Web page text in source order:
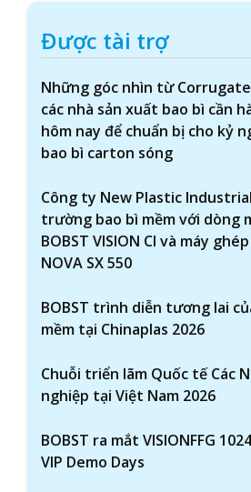
Được tài trợ
Những góc nhìn từ
các nhà sản xuất bao bì cần
hôm nay để chuẩn bị cho kỷ
bao bì carton sóng
Công ty New Plastic
trường bao bì mềm với dòng
BOBST VISION CI và máy
NOVA SX 550
BOBST trình diễn tương lai
mềm tại Chinaplas 2026
Chuỗi triển lãm Quốc tế Các
nghiệp tại Việt Nam 2026
BOBST ra mắt VISIONFFG
VIP Demo Days